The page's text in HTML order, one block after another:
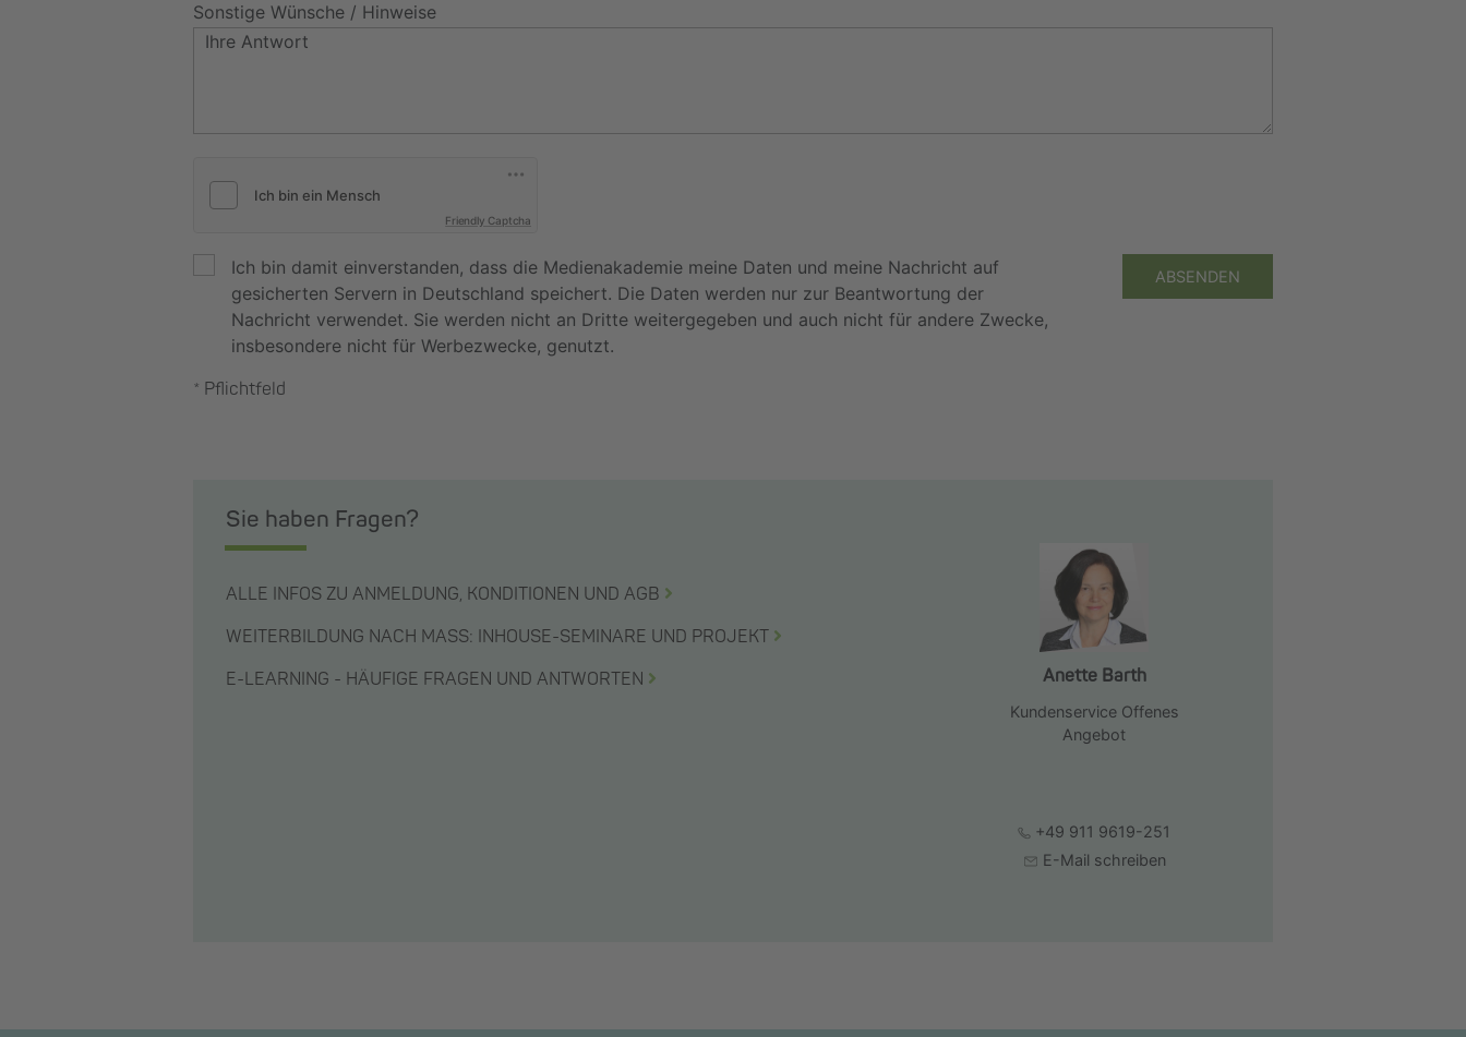
Sonstige Wünsche / Hinweise
Friendly Captcha
Ich bin damit einverstanden, dass die Medienakademie meine Daten und meine Nachricht auf
gesicherten Servern in Deutschland speichert. Die Daten werden nur zur Beantwortung der
Nachricht verwendet. Sie werden nicht an Dritte weitergegeben und auch nicht für andere Zwecke,
insbesondere nicht für Werbezwecke, genutzt.
ABSENDEN
* Pflichtfeld
Sie haben Fragen?
ALLE INFOS ZU ANMELDUNG, KONDITIONEN UND AGB
WEITERBILDUNG NACH MASS: INHOUSE-SEMINARE UND PROJEKT
E-LEARNING - HÄUFIGE FRAGEN UND ANTWORTEN
Anette Barth
Kundenservice Offenes
Angebot
+49 911 9619-251
E-Mail schreiben